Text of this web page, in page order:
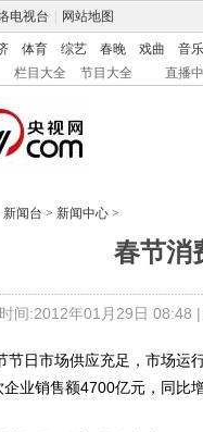
电视台 网站地图
体育 综艺 春晚 戏曲 音乐
栏目大全 节目大全 直播
新闻台 > 新闻中心 >
春节消
间:2012年01月29日 08:48 |
市场供应充足，市场运行
业销售额4700亿元，同比